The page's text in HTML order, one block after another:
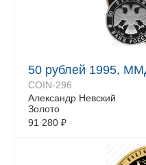
50 рублей 1995,
COIN-296
Александр Невский
Золото
91 280 ₽